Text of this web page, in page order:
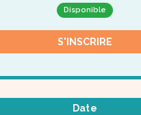
Disponible
S'INSCRIRE
Date